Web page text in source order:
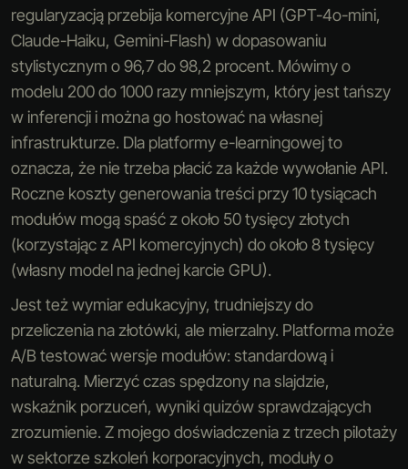
regularyzacją przebija komercyjne API (GPT-4o-mini,
Claude-Haiku, Gemini-Flash) w dopasowaniu
stylistycznym o 96,7 do 98,2 procent. Mówimy o
modelu 200 do 1000 razy mniejszym, który jest tańszy
w inferencji i można go hostować na własnej
infrastrukturze. Dla platformy e-learningowej to
oznacza, że nie trzeba płacić za każde wywołanie API.
Roczne koszty generowania treści przy 10 tysiącach
modułów mogą spaść z około 50 tysięcy złotych
(korzystając z API komercyjnych) do około 8 tysięcy
(własny model na jednej karcie GPU).
Jest też wymiar edukacyjny, trudniejszy do
przeliczenia na złotówki, ale mierzalny. Platforma może
A/B testować wersje modułów: standardową i
naturalną. Mierzyć czas spędzony na slajdzie,
wskaźnik porzuceń, wyniki quizów sprawdzających
zrozumienie. Z mojego doświadczenia z trzech pilotaży
w sektorze szkoleń korporacyjnych, moduły o